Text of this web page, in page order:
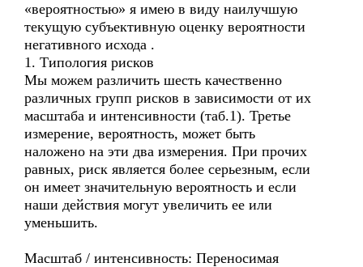
«вероятностью» я имею в виду наилучшую
текущую субъективную оценку вероятности
негативного исхода .
1. Типология рисков
Мы можем различить шесть качественно
различных групп рисков в зависимости от их
масштаба и интенсивности (таб.1). Третье
измерение, вероятность, может быть
наложено на эти два измерения. При прочих
равных, риск является более серьезным, если
он имеет значительную вероятность и если
наши действия могут увеличить ее или
уменьшить.
Масштаб / интенсивность: Переносимая